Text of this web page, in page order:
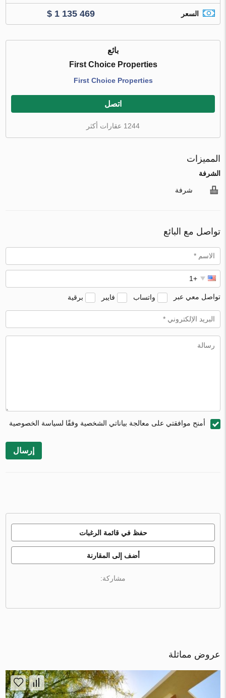
السعر $ 1 135 469
بائع
First Choice Properties
First Choice Properties
اتصل
1244 عقارات أكثر
المميزات
الشرفة
شرفة
تواصل مع البائع
تواصل معي عبر واتساب فايبر برقية
أمنح موافقتي على معالجة بياناتي الشخصية وفقًا لسياسة الخصوصية
إرسال
حفظ في قائمة الرغبات
أضف إلى المقارنة
مشاركة:
عروض مماثلة